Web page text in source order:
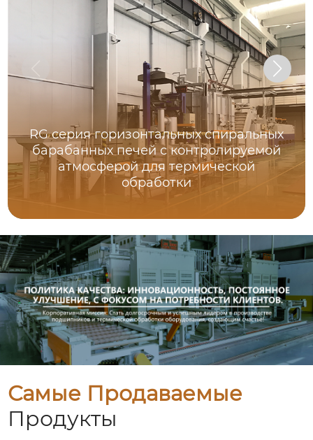
RG серия горизонтальных спиральных
барабанных печей с контролируемой
атмосферой для термической
обработки
Самые Продаваемые
Продукты